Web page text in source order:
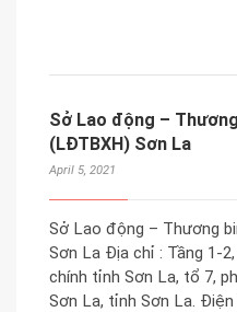
Sở Lao động –
(LĐTBXH) Sơn La
April 5, 2021
Sở Lao động – Thương
Sơn La Địa chỉ : Tầng 1-
chính tỉnh Sơn La, tổ 7,
Sơn La, tỉnh Sơn La.